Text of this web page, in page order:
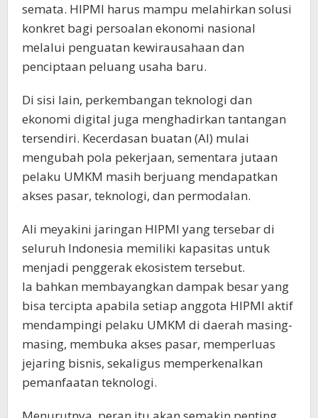
semata. HIPMI harus mampu melahirkan solusi
konkret bagi persoalan ekonomi nasional
melalui penguatan kewirausahaan dan
penciptaan peluang usaha baru.
Di sisi lain, perkembangan teknologi dan
ekonomi digital juga menghadirkan tantangan
tersendiri. Kecerdasan buatan (AI) mulai
mengubah pola pekerjaan, sementara jutaan
pelaku UMKM masih berjuang mendapatkan
akses pasar, teknologi, dan permodalan.
Ali meyakini jaringan HIPMI yang tersebar di
seluruh Indonesia memiliki kapasitas untuk
menjadi penggerak ekosistem tersebut.
Ia bahkan membayangkan dampak besar yang
bisa tercipta apabila setiap anggota HIPMI aktif
mendampingi pelaku UMKM di daerah masing-
masing, membuka akses pasar, memperluas
jejaring bisnis, sekaligus memperkenalkan
pemanfaatan teknologi.